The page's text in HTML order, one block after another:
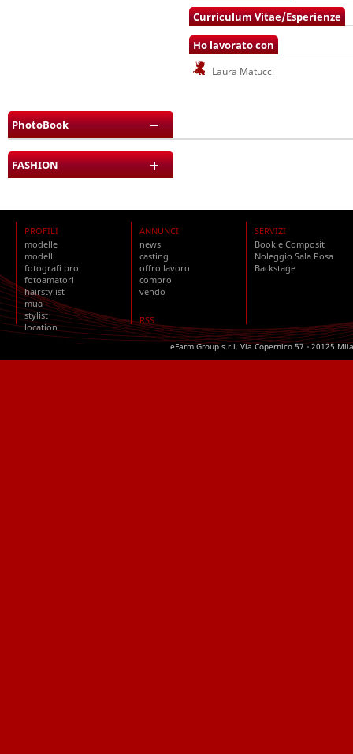
Curriculum Vitae/Esperienze
Ho lavorato con
Laura Matucci
PhotoBook
FASHION
PROFILI
modelle
modelli
fotografi pro
fotoamatori
hairstylist
mua
stylist
location
ANNUNCI
news
casting
offro lavoro
compro
vendo
RSS
SERVIZI
Book e Composit
Noleggio Sala Posa
Backstage
eFarm Group s.r.l. Via Copernico 57 - 20125